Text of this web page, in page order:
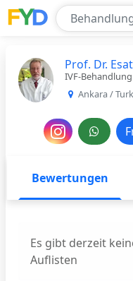
Find
Prof. Dr.
IVF-Behandlung
Ankara /
den
Arzt
Bewertungen
Es gibt derzeit
Auflisten